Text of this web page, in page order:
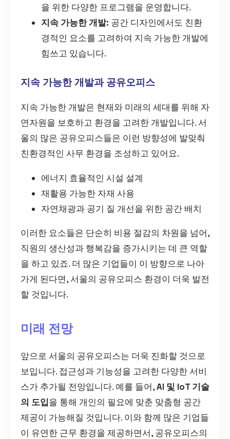
을 위한 다양한 프로그램을 운영합니다.
지속 가능한 개발: 공간 디자인에서도 친환
경적인 요소를 고려하여 지속 가능한 개발에
힘쓰고 있습니다.
지속 가능한 개발과 공유오피스
지속 가능한 개발은 현재와 미래의 세대를 위해 자
연자원을 보호하고 환경을 고려한 개발입니다. 서
울의 많은 공유오피스들은 이런 방향성에 발맞춰
친환경적인 사무 환경을 조성하고 있어요.
에너지 효율적인 시설 설계
재활용 가능한 자재 사용
자연채광과 공기 질 개선을 위한 공간 배치
이러한 요소들은 단순히 비용 절감의 차원을 넘어,
직원의 생산성과 행복감을 증가시키는 데 큰 역할
을 하고 있죠. 더 많은 기업들이 이 방향으로 나아
가게 된다면, 서울의 공유오피스 환경이 더욱 발전
할 것입니다.
미래 전망
앞으로 서울의 공유오피스는 더욱 진화할 것으로
보입니다. 접근성과 기능성을 고려한 다양한 서비
스가 추가될 전망입니다. 예를 들어,AI 및 IoT 기술
의 도입을 통해 개인의 필요에 맞춘 맞춤형 공간
제공이 가능해질 것입니다. 이와 함께 많은 기업들
이 유연한 근무 환경을 제공하면서, 공유오피스의